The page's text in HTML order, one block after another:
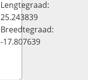
Lengtegraad:
25.243839
Breedtegraad:
-17.807639